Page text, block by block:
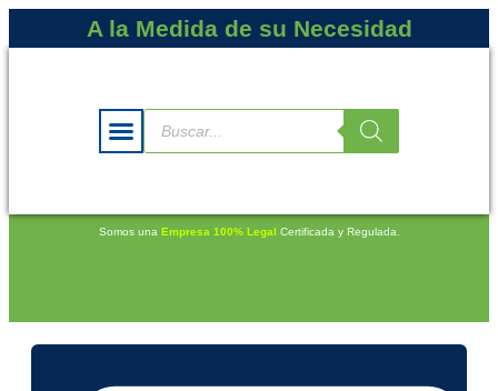
A la Medida de su Necesidad
Somos una Empresa 100% Legal Certificada y Regulada.